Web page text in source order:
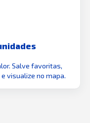
Salve favoritas,
visualize no mapa.